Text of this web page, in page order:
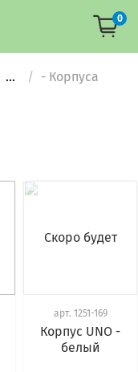
0
... - Корпуса
Скоро будет
арт. 1251-169
Корпус UNO -
белый